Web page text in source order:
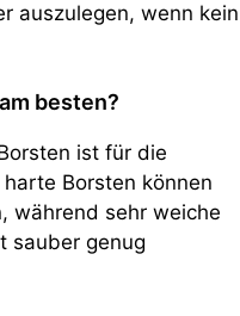
auszulegen, wenn kein
besten?
ist für die
Borsten können
während sehr weiche
sauber genug